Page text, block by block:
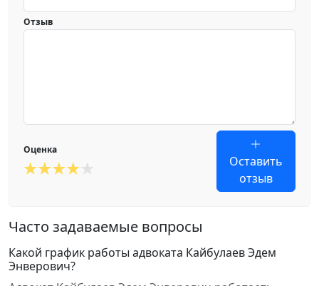
Отзыв
Оценка
Оставить
отзыв
Часто задаваемые вопросы
Какой график работы адвоката Кайбулаев Эдем
Энверович?